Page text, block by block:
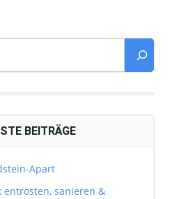
BEITRÄGE
Apart
entrosten, sanieren &